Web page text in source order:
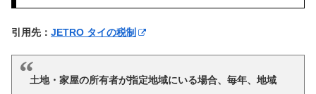
引用先： JETRO タイの税制
土地・家屋の所有者が指定地域にいる場合、毎年、地域